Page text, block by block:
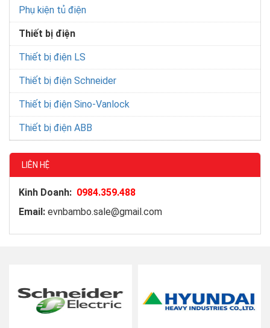
Phụ kiện tủ điện
Thiết bị điện
Thiết bị điện LS
Thiết bị điện Schneider
Thiết bị điện Sino-Vanlock
Thiết bị điện ABB
LIÊN HỆ
Kinh Doanh: 0984.359.488
Email: evnbambo.sale@gmail.com